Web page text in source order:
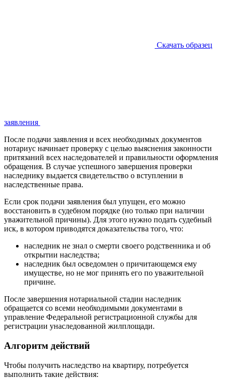
Скачать образец
заявления
После подачи заявления и всех необходимых документов
нотариус начинает проверку с целью выяснения законности
притязаний всех наследователей и правильности оформления
обращения. В случае успешного завершения проверки
наследнику выдается свидетельство о вступлении в
наследственные права.
Если срок подачи заявления был упущен, его можно
восстановить в судебном порядке (но только при наличии
уважительной причины). Для этого нужно подать судебный
иск, в котором приводятся доказательства того, что:
наследник не знал о смерти своего родственника и об
открытии наследства;
наследник был осведомлен о причитающемся ему
имуществе, но не мог принять его по уважительной
причине.
После завершения нотариальной стадии наследник
обращается со всеми необходимыми документами в
управление Федеральной регистрационной службы для
регистрации унаследованной жилплощади.
Алгоритм действий
Чтобы получить наследство на квартиру, потребуется
выполнить такие действия: